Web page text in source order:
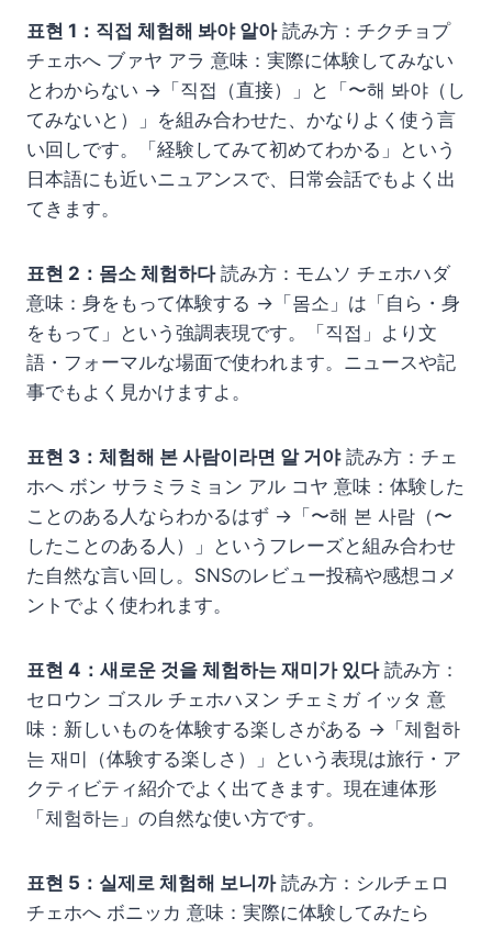
표현 1：직접 체험해 봐야 알아読み方：チクチョプ
チェホへ ブァヤ アラ 意味：実際に体験してみない
とわからない →「직접（直接）」と「〜해 봐야（し
てみないと）」を組み合わせた、かなりよく使う言
い回しです。「経験してみて初めてわかる」という
日本語にも近いニュアンスで、日常会話でもよく出
てきます。
표현 2：몸소 체험하다読み方：モムソ チェホハダ
意味：身をもって体験する →「몸소」は「自ら・身
をもって」という強調表現です。「직접」より文
語・フォーマルな場面で使われます。ニュースや記
事でもよく見かけますよ。
표현 3：체험해 본 사람이라면 알 거야読み方：チェ
ホへ ボン サラミラミョン アル コヤ 意味：体験した
ことのある人ならわかるはず →「〜해 본 사람（〜
したことのある人）」というフレーズと組み合わせ
た自然な言い回し。SNSのレビュー投稿や感想コメ
ントでよく使われます。
표현 4：새로운 것을 체험하는 재미가 있다読み方：
セロウン ゴスル チェホハヌン チェミガ イッタ 意
味：新しいものを体験する楽しさがある →「체험하
는 재미（体験する楽しさ）」という表現は旅行・ア
クティビティ紹介でよく出てきます。現在連体形
「체험하는」の自然な使い方です。
표현 5：실제로 체험해 보니까読み方：シルチェロ
チェホへ ボニッカ 意味：実際に体験してみたら